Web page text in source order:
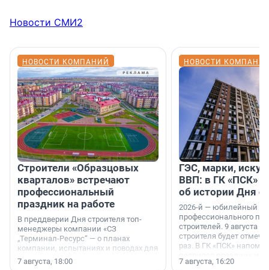
Новости СМИ2
НОВОСТИ КОМПАНИЙ
Строители «Образцовых
кварталов» встречают
профессиональный
праздник на работе
В преддверии Дня строителя топ-
менеджеры компании «СЗ
„Терминал-Ресурс“ — о планах
компании, испытаниях и поводах для
осторожного оптимизма.
7 августа, 18:00
НОВОСТИ
ГЭС, марки,
ВВП: в ГК «ПСК»
об истории Дня
2026-й — юбилейный
профессионального
строителей. 9 августа
строителя будет
раз. В ГК «ПСК»
поменялась роль
7 августа, 16:20